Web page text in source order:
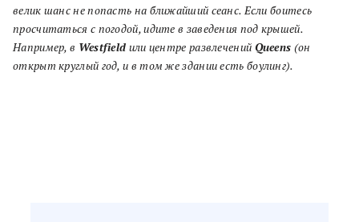
велик шанс не попасть на ближайший сеанс. Если боитесь
просчитаться с погодой, идите в заведения под крышей.
Например, в Westfield или центре развлечений Queens (он
открыт круглый год, и в том же здании есть боулинг).